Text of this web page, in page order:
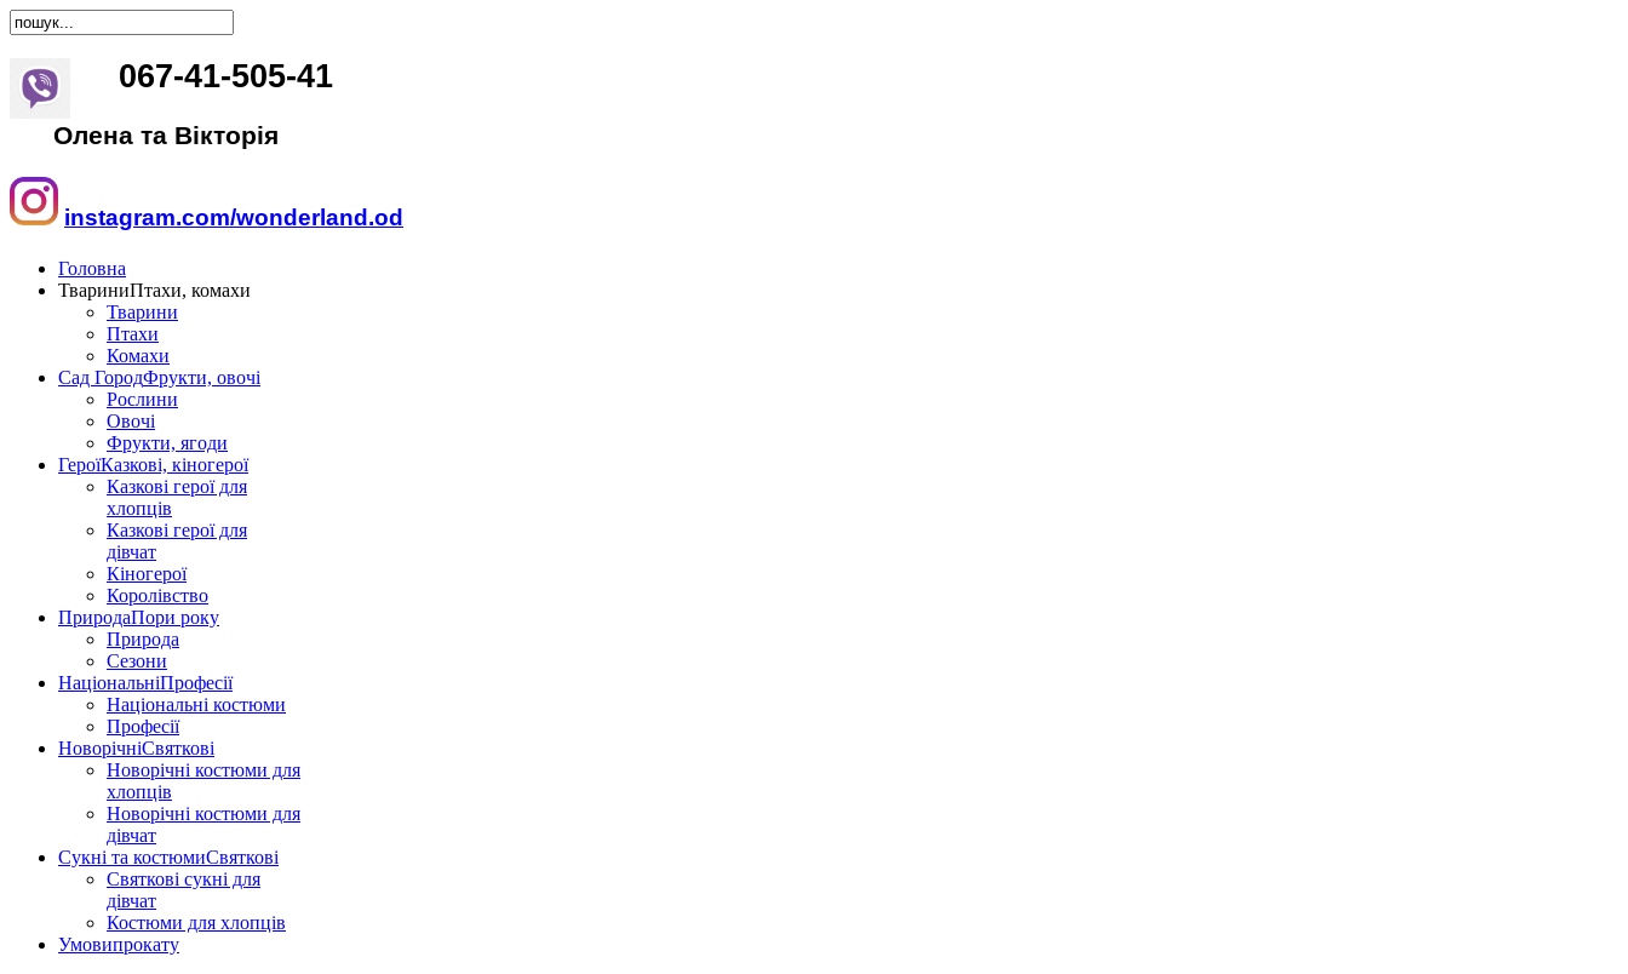
067-41-505-41
Олена та Вікторія
instagram.com/wonderland.od
Головна
ТвариниПтахи, комахи
Тварини
Птахи
Комахи
Сад ГородФрукти, овочі
Рослини
Овочі
Фрукти, ягоди
ГероїКазкові, кіногерої
Казкові герої для
хлопців
Казкові герої для
дівчат
Кіногерої
Королівство
ПриродаПори року
Природа
Сезони
НаціональніПрофесії
Національні костюми
Професії
НоворічніСвяткові
Новорічні костюми для
хлопців
Новорічні костюми для
дівчат
Сукні та костюмиСвяткові
Святкові сукні для
дівчат
Костюми для хлопців
Умовипрокату